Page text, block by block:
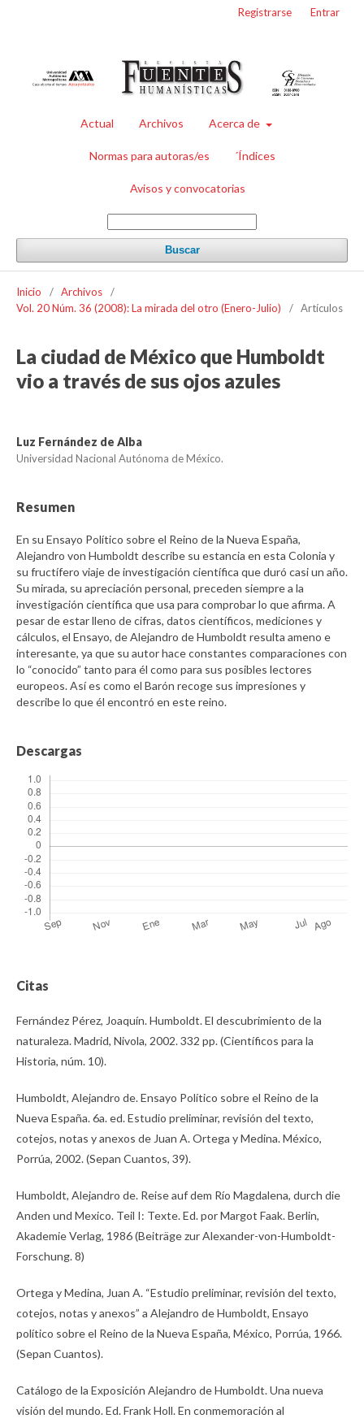
Actual Archivos Acerca de
Normas para autoras/es ´Índices
Avisos y convocatorias
Buscar
Registrarse Entrar
Inicio / Archivos
/
Vol. 20 Núm. 36 (2008): La mirada del otro (Enero-Julio)
/ Artículos
La ciudad de México que Humboldt
vio a través de sus ojos azules
Luz Fernández de Alba
Universidad Nacional Autónoma de México.
Resumen
En su Ensayo Político sobre el Reino de la Nueva España,
Alejandro von Humboldt describe su estancia en esta Colonia y
su fructífero viaje de investigación científica que duró casi un año.
Su mirada, su apreciación personal, preceden siempre a la
investigación científica que usa para comprobar lo que afirma. A
pesar de estar lleno de cifras, datos científicos, mediciones y
cálculos, el Ensayo, de Alejandro de Humboldt resulta ameno e
interesante, ya que su autor hace constantes comparaciones con
lo “conocido” tanto para él como para sus posibles lectores
europeos. Así es como el Barón recoge sus impresiones y
describe lo que él encontró en este reino.
Descargas
Citas
Fernández Pérez, Joaquín. Humboldt. El descubrimiento de la
naturaleza. Madrid, Nivola, 2002. 332 pp. (Científicos para la
Historia, núm. 10).
Humboldt, Alejandro de. Ensayo Político sobre el Reino de la
Nueva España. 6a. ed. Estudio preliminar, revisión del texto,
cotejos, notas y anexos de Juan A. Ortega y Medina. México,
Porrúa, 2002. (Sepan Cuantos, 39).
Humboldt, Alejandro de. Reise auf dem Río Magdalena, durch die
Anden und Mexico. Teil I: Texte. Ed. por Margot Faak. Berlin,
Akademie Verlag, 1986 (Beiträge zur Alexander-von-Humboldt-
Forschung. 8)
Ortega y Medina, Juan A. “Estudio preliminar, revisión del texto,
cotejos, notas y anexos” a Alejandro de Humboldt, Ensayo
político sobre el Reino de la Nueva España, México, Porrúa, 1966.
(Sepan Cuantos).
Catálogo de la Exposición Alejandro de Humboldt. Una nueva
visión del mundo. Ed. Frank Holl. En conmemoración al